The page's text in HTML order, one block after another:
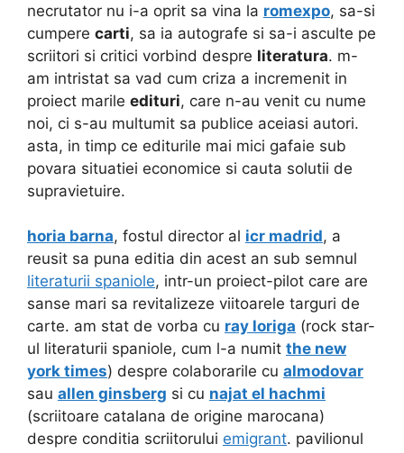
necrutator nu i-a oprit sa vina la romexpo, sa-si
cumpere carti, sa ia autografe si sa-i asculte pe
scriitori si critici vorbind despre literatura. m-
am intristat sa vad cum criza a incremenit in
proiect marile edituri, care n-au venit cu nume
noi, ci s-au multumit sa publice aceiasi autori.
asta, in timp ce editurile mai mici gafaie sub
povara situatiei economice si cauta solutii de
supravietuire.
horia barna, fostul director al icr madrid, a
reusit sa puna editia din acest an sub semnul
literaturii spaniole, intr-un proiect-pilot care are
sanse mari sa revitalizeze viitoarele targuri de
carte. am stat de vorba cu ray loriga (rock star-
ul literaturii spaniole, cum l-a numit the new
york times) despre colaborarile cu almodovar
sau allen ginsberg si cu najat el hachmi
(scriitoare catalana de origine marocana)
despre conditia scriitorului emigrant. pavilionul